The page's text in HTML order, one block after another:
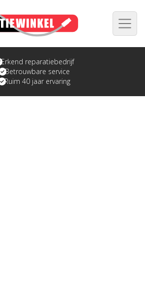
Erkend reparatiebedrijf
Betrouwbare service
Ruim 40 jaar ervaring